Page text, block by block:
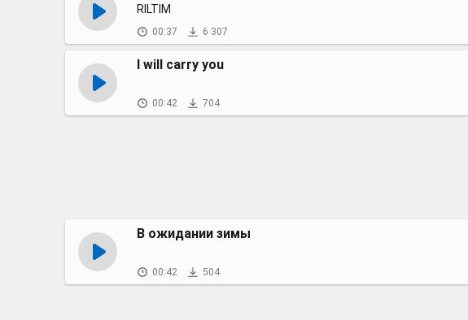
RILTIM
00:37 6 307
I will carry you
00:42 704
В ожидании зимы
00:42 504